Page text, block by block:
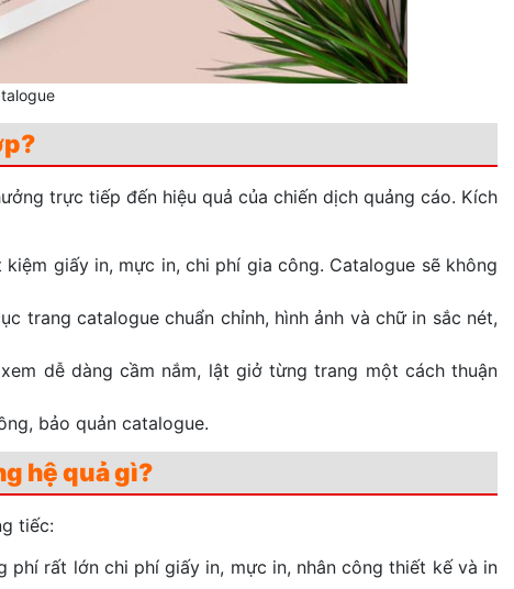
trực tiếp đến hiệu quả của chiến dịch quảng cáo. Kích
giấy in, mực in, chi phí gia công. Catalogue sẽ không
trang catalogue chuẩn chỉnh, hình ảnh và chữ in sắc nét,
dễ dàng cầm nắm, lật giở từng trang một cách thuận
bảo quản catalogue.
hệ quả gì?
tiếc:
rất lớn chi phí giấy in, mực in, nhân công thiết kế và in